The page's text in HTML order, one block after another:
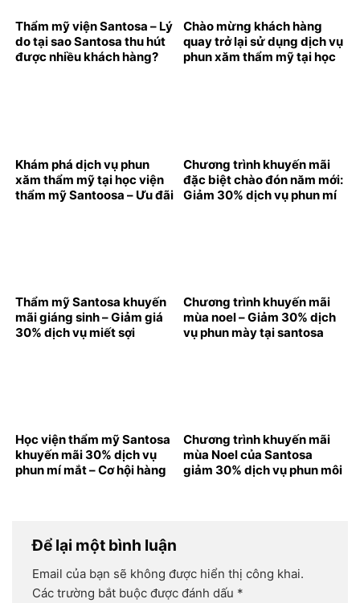
Thẩm mỹ viện Santosa – Lý
do tại sao Santosa thu hút
được nhiều khách hàng?
Chào mừng khách hàng
quay trở lại sử dụng dịch vụ
phun xăm thẩm mỹ tại học
Khám phá dịch vụ phun
xăm thẩm mỹ tại học viện
thẩm mỹ Santoosa – Ưu đãi
Chương trình khuyến mãi
đặc biệt chào đón năm mới:
Giảm 30% dịch vụ phun mí
Thẩm mỹ Santosa khuyến
mãi giáng sinh – Giảm giá
30% dịch vụ miết sợi
Chương trình khuyến mãi
mùa noel – Giảm 30% dịch
vụ phun mày tại santosa
Học viện thẩm mỹ Santosa
khuyến mãi 30% dịch vụ
phun mí mắt – Cơ hội hàng
Chương trình khuyến mãi
mùa Noel của Santosa
giảm 30% dịch vụ phun môi
Để lại một bình luận
Email của bạn sẽ không được hiển thị công khai.
Các trường bắt buộc được đánh dấu *